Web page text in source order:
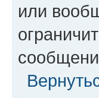
или